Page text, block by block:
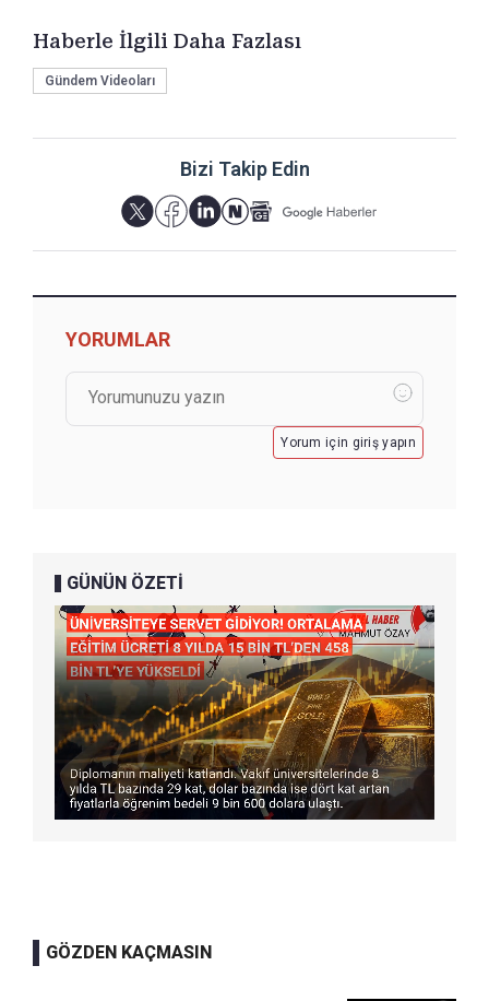
Haberle İlgili Daha Fazlası
Gündem Videoları
Bizi Takip Edin
YORUMLAR
Yorum için giriş yapın
GÜNÜN ÖZETİ
GÖZDEN KAÇMASIN